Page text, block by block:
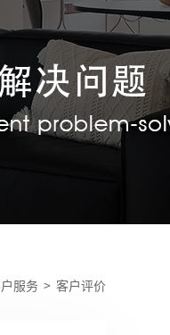
服务 > 客户评价